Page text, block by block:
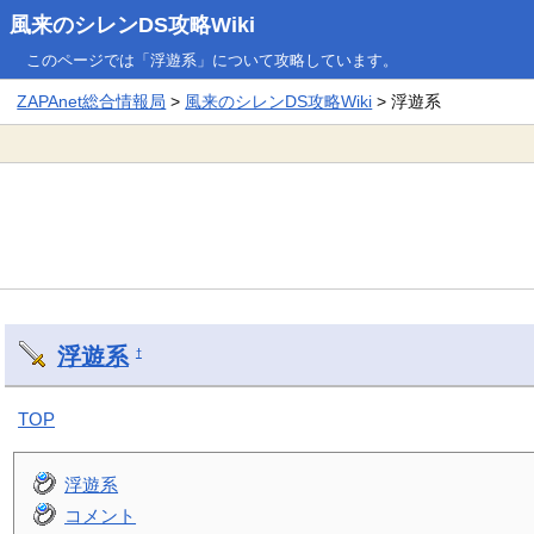
風来のシレンDS攻略Wiki
このページでは「浮遊系」について攻略しています。
ZAPAnet総合情報局 > 風来のシレンDS攻略Wiki > 浮遊系
浮遊系 †
TOP
浮遊系
コメント